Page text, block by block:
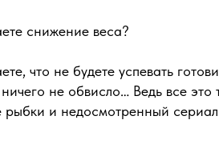
снижение веса?
что не будете успевать
не обвисло… Ведь все
рыбки и недосмотренный